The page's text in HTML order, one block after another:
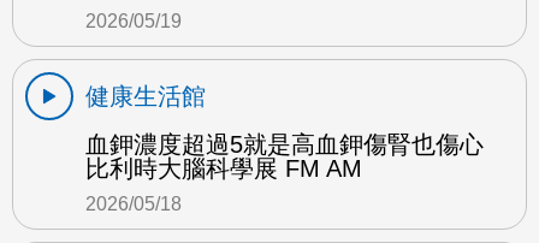
2026/05/19
健康生活館
血鉀濃度超過5就是高血鉀傷腎也傷心
比利時大腦科學展 FM AM
2026/05/18